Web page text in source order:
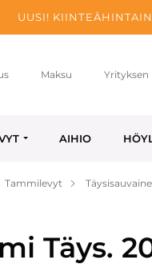
UUSI!
Maksu Yrityksen
AIHIO
Tammilevyt
Täys.